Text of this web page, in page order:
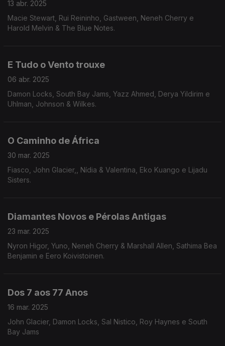
13 abr. 2025
Macie Stewart, Rui Reininho, Gastween, Neneh Cherry e
Harold Melvin & The Blue Notes.
E Tudo o Vento trouxe
06 abr. 2025
Damon Locks, South Bay Jams, Yazz Ahmed, Derya Yildirim e
Uhlman, Johnson & Wilkes.
O Caminho de África
30 mar. 2025
Fiasco, John Glacier,, Nídia & Valentina, Eko Kuango e Lijadu
Sisters.
Diamantes Novos e Pérolas Antigas
23 mar. 2025
Nyron Higor, Yuno, Neneh Cherry & Marshall Allen, Sathima Bea
Benjamin e Eero Koivistoinen.
Dos 7 aos 77 Anos
16 mar. 2025
John Glacier, Damon Locks, Sal Nistico, Roy Haynes e South
Bay Jams